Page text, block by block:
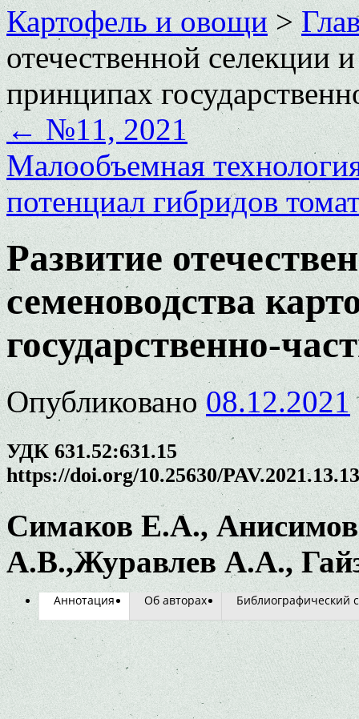
Картофель и овощи>
отечественной селекции
принципах
←№11, 2021
Малообъемная
потенциал гибридов
Развитие
семеноводства
государственно-
Опубликовано 08.12.2021
УДК 631.52:631.15
https://doi.org/10.25630/
СимаковЕ.А., Анисимов
А.В.,ЖуравлевА.А.,
Аннотация Об авторах Библиографический